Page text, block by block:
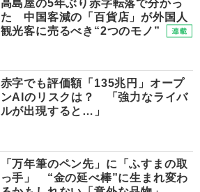
高島屋の5年ぶり赤字転落で分かっ
た 中国客減の「百貨店」が外国人
観光客に売るべき“2つのモノ”
赤字でも評価額「135兆円」オープ
ンAIのリスクは？ 「強力なライバ
ルが出現すると…」
「万年筆のペン先」に「ふすまの取
っ手」 “金の延べ棒”に生まれ変わ